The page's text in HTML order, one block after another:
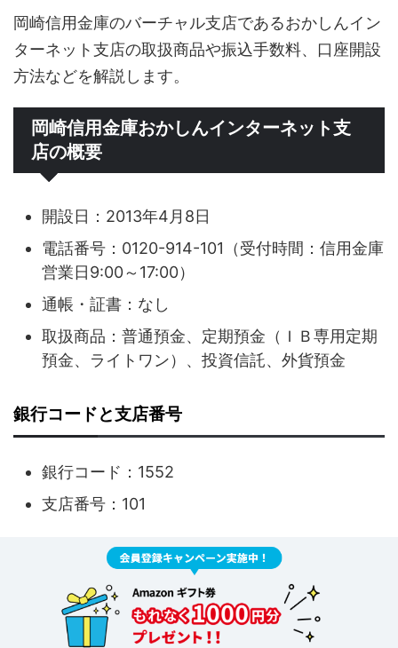
岡崎信用金庫のバーチャル支店であるおかしんイン
ターネット支店の取扱商品や振込手数料、口座開設
方法などを解説します。
岡崎信用金庫おかしんインターネット支
店の概要
開設日：2013年4月8日
電話番号：0120-914-101（受付時間：信用金庫
営業日9:00～17:00）
通帳・証書：なし
取扱商品：普通預金、定期預金（ＩＢ専用定期
預金、ライトワン）、投資信託、外貨預金
銀行コードと支店番号
銀行コード：1552
支店番号：101